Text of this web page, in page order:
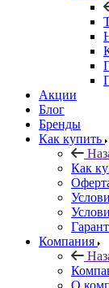
Акции
Блог
Бренды
Как купить
Как
Компания
О